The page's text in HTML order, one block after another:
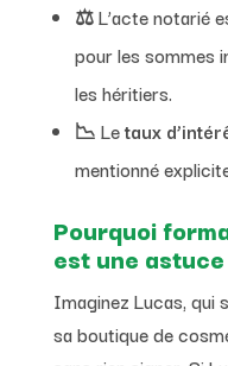
⚖️ L’acte notarié
pour les sommes
les héritiers.
📉 Letaux
mentionné
Pourquoi
est une
Imaginez Lucas, qui
sa boutique de